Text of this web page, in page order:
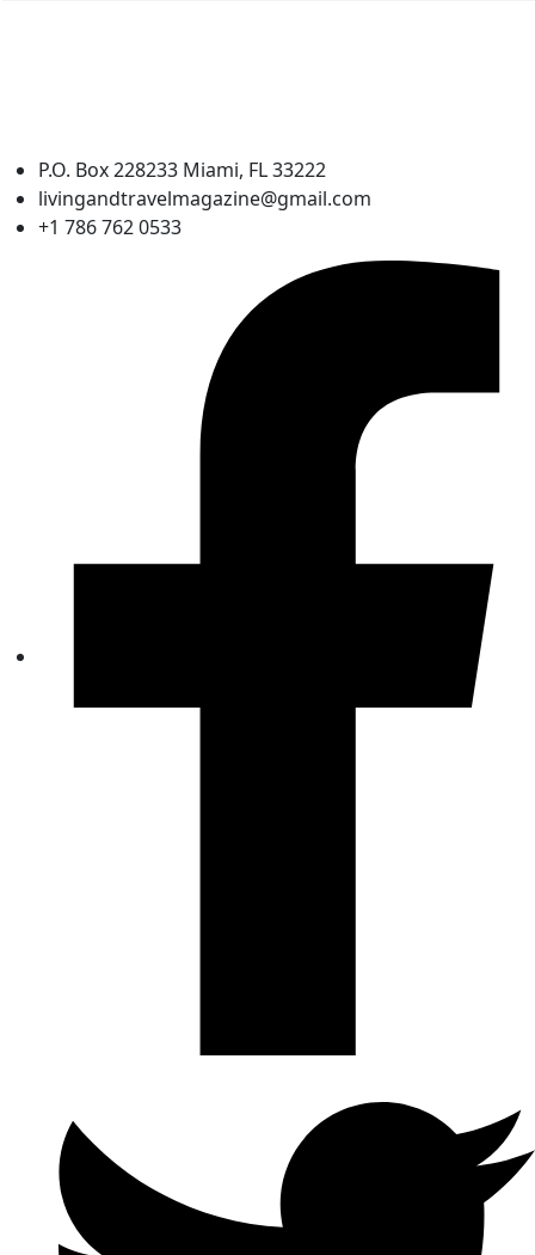
P.O. Box 228233 Miami, FL 33222
livingandtravelmagazine@gmail.com
+1 786 762 0533